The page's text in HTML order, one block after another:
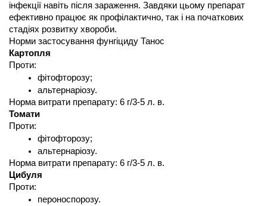
інфекції навіть після зараження. Завдяки цьому препарат
ефективно працює як профілактично, так і на початкових
стадіях розвитку хвороби.
Норми застосування фунгіциду Танос
Картопля
Проти:
фітофторозу;
альтернаріозу.
Норма витрати препарату: 6 г/3-5 л. в.
Томати
Проти:
фітофторозу;
альтернаріозу.
Норма витрати препарату: 6 г/3-5 л. в.
Цибуля
Проти:
пероноспорозу.